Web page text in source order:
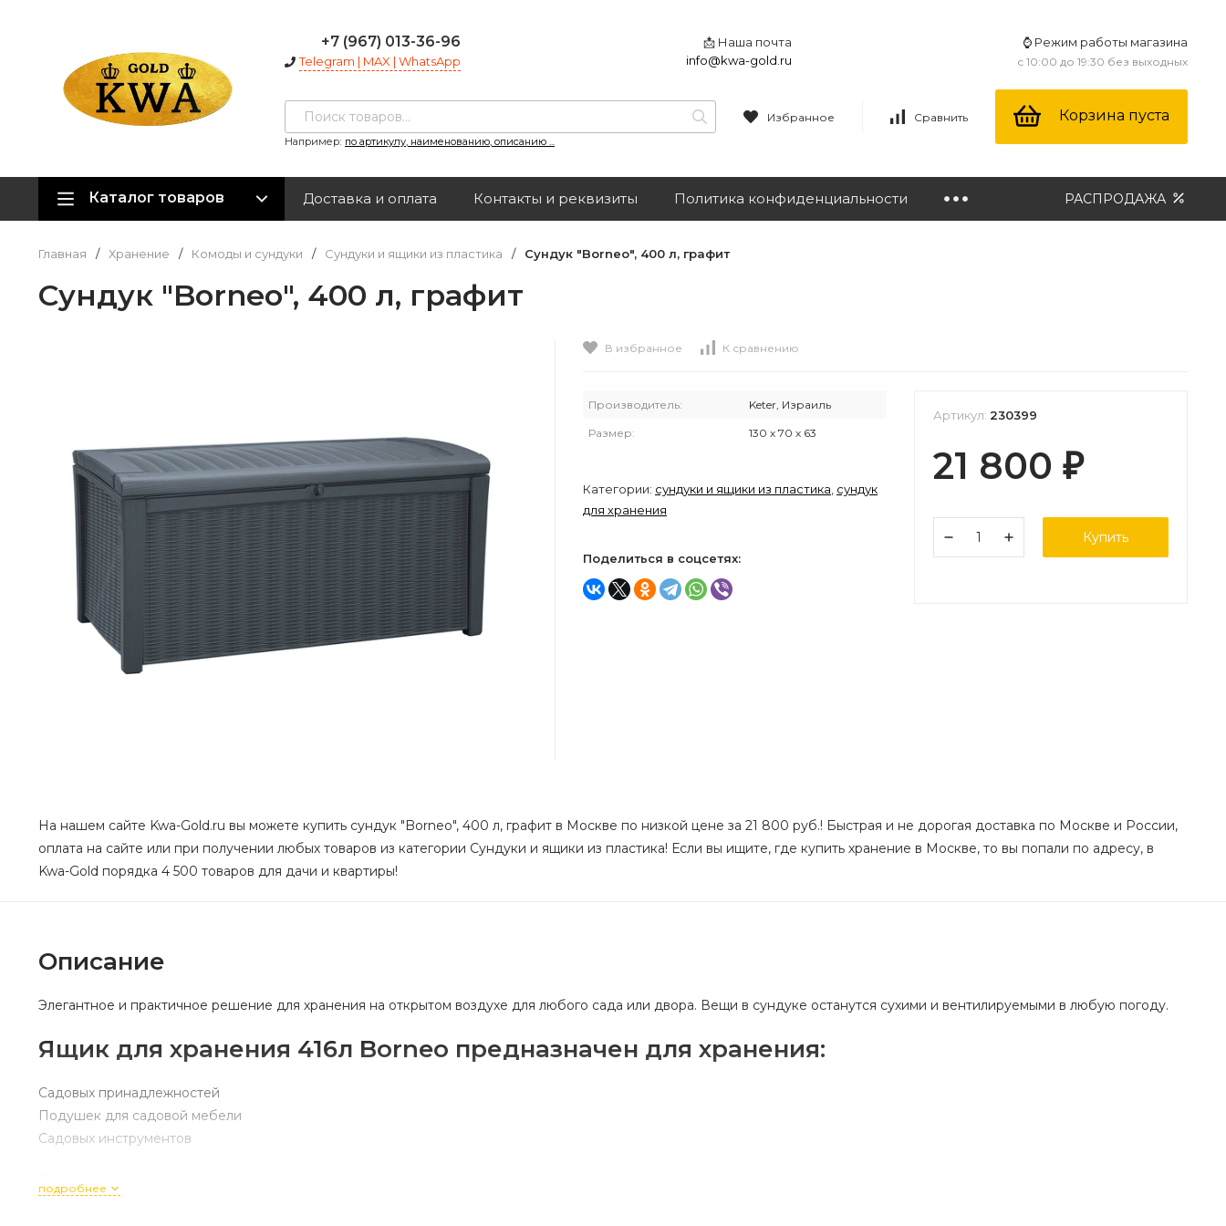
+7 (967) 013-36-96
Telegram | MAX | WhatsApp
📩 Наша почта
info@kwa-gold.ru
⌚ Режим работы магазина
с 10:00 до 19:30 без выходных
Например: по артикулу, наименованию, описанию ...
Избранное Сравнить Корзина пуста
Каталог товаров Доставка и оплата Контакты и реквизиты Политика конфиденциальности РАСПРОДАЖА
Главная / Хранение / Комоды и сундуки / Сундуки и ящики из пластика / Сундук "Borneo", 400 л, графит
Сундук "Borneo", 400 л, графит
В избранное К сравнению
Производитель: Keter, Израиль
Размер: 130 х 70 х 63
Категории: сундуки и ящики из пластика сундук
для хранения
Поделиться в соцсетях:
Артикул: 230399
21 800 ₽
Купить
На нашем сайте Kwa-Gold.ru вы можете купить сундук "Borneo", 400 л, графит в Москве по низкой цене за 21 800 руб.! Быстрая и не дорогая доставка по Москве и России,
оплата на сайте или при получении любых товаров из категории Сундуки и ящики из пластика! Если вы ищите, где купить хранение в Москве, то вы попали по адресу, в
Kwa-Gold порядка 4 500 товаров для дачи и квартиры!
Описание
Элегантное и практичное решение для хранения на открытом воздухе для любого сада или двора. Вещи в сундуке останутся сухими и вентилируемыми в любую погоду.
Ящик для хранения 416л Borneo предназначен для хранения:
Садовых принадлежностей
Подушек для садовой мебели
Садовых инструментов
подробнее